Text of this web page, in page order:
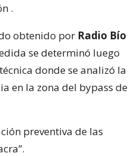
.
obtenido por Radio Bío
se determinó luego
donde se analizó la
en la zona del bypass de
preventiva de las